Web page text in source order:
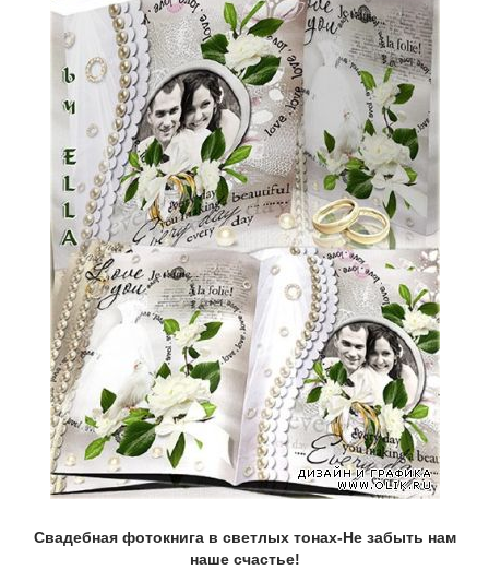
Свадебная фотокнига в светлых тонах-Не забыть нам
наше счастье!